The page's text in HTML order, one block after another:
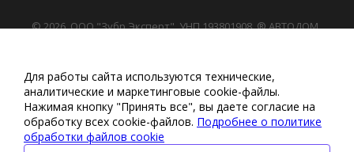
© 2026, ООО "Зубр Эксперт", УНП 193801908. ® АВТОДОМ
сайт носит исключительно информационный характер
Любое использование либо копирование материалов
или подборки материалов сайта, элементов дизайна и
оформления запрещено
Политика обработки персональных данных
Для работы сайта используются технические,
аналитические и маркетинговые сооkіе-файлы.
Нажимая кнопку "Принять все", вы даете согласие на
обработку всех cookie-файлов. Подробнее о политике
обработки файлов cookie